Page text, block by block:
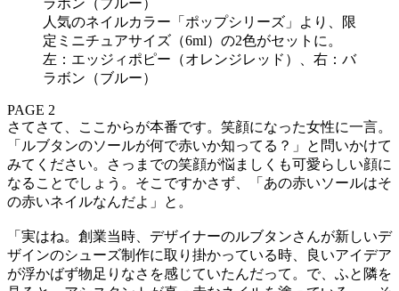
人気のネイルカラー「ポップシリーズ」より、限
定ミニチュアサイズ（6ml）の2色がセットに。
左：エッジィポピー（オレンジレッド）、右：バ
ラボン（ブルー）
PAGE 2
さてさて、ここからが本番です。笑顔になった女性に一言。
「ルブタンのソールが何で赤いか知ってる？」と問いかけて
みてください。さっまでの笑顔が悩ましくも可愛らしい顔に
なることでしょう。そこですかさず、「あの赤いソールはそ
の赤いネイルなんだよ」と。
「実はね。創業当時、デザイナーのルブタンさんが新しいデ
ザインのシューズ制作に取り掛かっている時、良いアイデア
が浮かばず物足りなさを感じていたんだって。で、ふと隣を